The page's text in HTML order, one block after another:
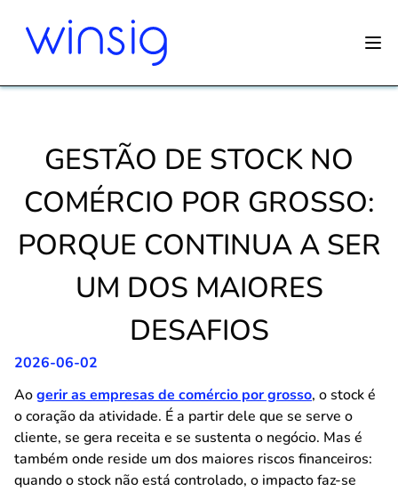
GESTÃO DE STOCK NO
COMÉRCIO POR GROSSO:
PORQUE CONTINUA A SER
UM DOS MAIORES
DESAFIOS
2026-06-02
Aogerir as empresas de comércio por grosso, o stock é
o coração da atividade. É a partir dele que se serve o
cliente, se gera receita e se sustenta o negócio. Mas é
também onde reside um dos maiores riscos financeiros:
quando o stock não está controlado, o impacto faz-se